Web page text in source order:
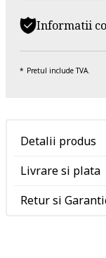
Informatii
Pretul include TVA.
Detalii produs
Livrare si plata
Retur si